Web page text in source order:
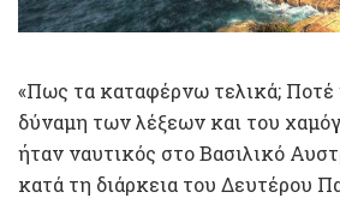
«Πως τα καταφέρνω τελικά; Ποτέ
δύναμη των λέξεων και του
ήταν ναυτικός στο Βασιλικό
κατά τη διάρκεια του Δευτέρου